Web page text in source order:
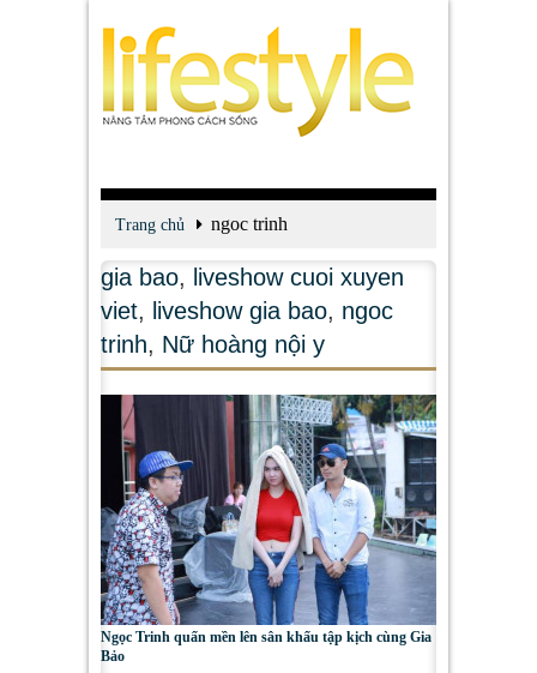
Trang chủ ngoc trinh
gia bao, liveshow cuoi xuyen
viet, liveshow gia bao, ngoc
trinh, Nữ hoàng nội y
Ngọc Trinh quấn mền lên sân khấu tập kịch cùng Gia
Bảo